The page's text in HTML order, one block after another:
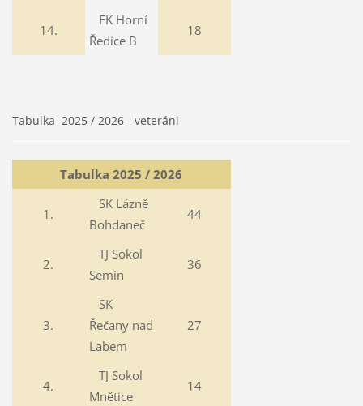
14.
FK Horní
Ředice B
18
Tabulka 2025 / 2026 - veteráni
Tabulka 2025 / 2026
1.
SK Lázně
Bohdaneč
44
2.
TJ Sokol
Semín
36
3.
SK
Řečany nad
Labem
27
4.
TJ Sokol
Mnětice
14